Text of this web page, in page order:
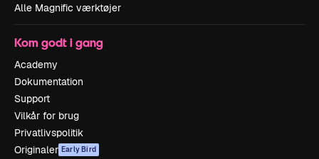
Alle Magnific værktøjer
Kom godt i gang
Academy
Dokumentation
Support
Vilkår for brug
Privatlivspolitik
Originaler Early Bird